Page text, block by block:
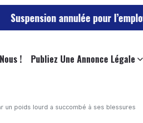
annulée pour l’employée de
! Publiez Une Annonce Légale
un poids lourd a succombé à ses blessures